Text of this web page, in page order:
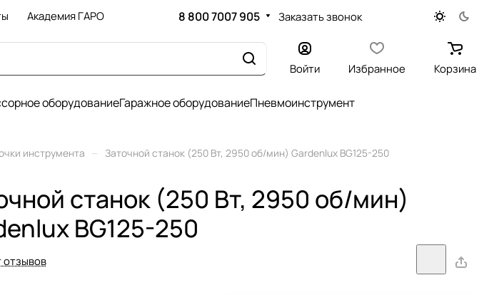
Академия ГАРО 8 800 7007 905 Заказать звонок
Войти Избранное Корзина
оборудованиеГаражное оборудованиеПневмоинструмент
инструмента – Заточной станок (250 Вт, 2950 об/мин) Gardenlux BG125-250
станок (250 Вт, 2950 об/мин)
BG125-250
отзывов